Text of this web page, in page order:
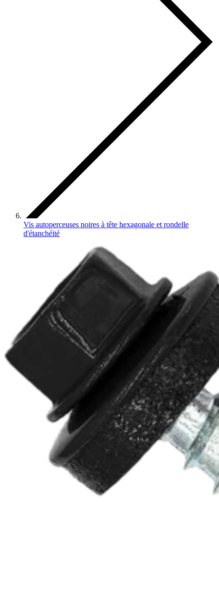
Vis autoperceuses noires à tête hexagonale et rondelle
d'étanchéité